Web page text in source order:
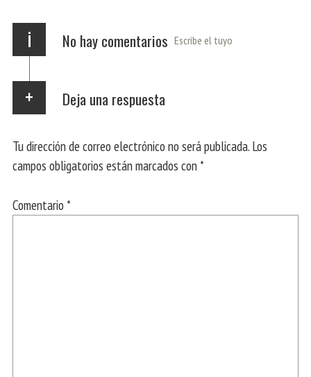
i No hay comentarios Escribe el tuyo
Deja una respuesta
Tu dirección de correo electrónico no será publicada. Los
campos obligatorios están marcados con *
Comentario *